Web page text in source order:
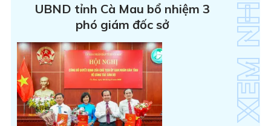
UBND tỉnh Cà Mau bổ nhiệm 3
phó giám đốc sở